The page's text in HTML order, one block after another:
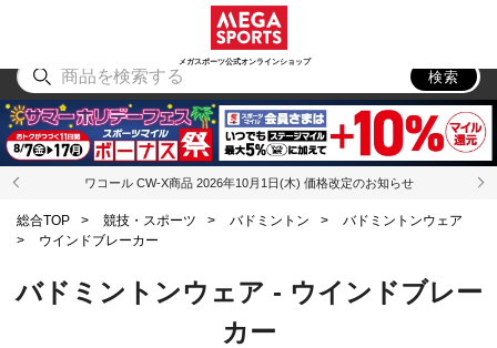
メガスポーツ公式オンラインショップ
アウトドア
検索
ワコール CW-X商品 2026年10月1日(木) 価格改定のお知らせ
総合TOP > 競技・スポーツ > バドミントン >
バドミントンウェア
>
ウインドブレーカー
バドミントンウェア - ウインドブレー
カー